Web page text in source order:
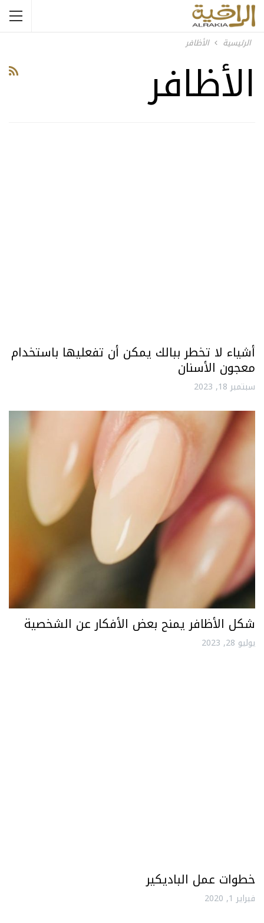
الرئيسية الأظافر
الأظافر
أشياء لا تخطر ببالك يمكن أن تفعليها باستخدام
معجون الأسنان
سبتمبر 18, 2023
شكل الأظافر يمنح بعض الأفكار عن الشخصية
يوليو 28, 2023
خطوات عمل الباديكير
فبراير 1, 2020